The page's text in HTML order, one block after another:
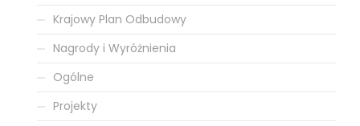
Krajowy Plan Odbudowy
Nagrody i Wyróżnienia
Ogólne
Projekty